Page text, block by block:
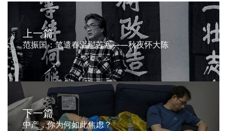
上一篇
范振国：笔遣春温慰苦寒——秋夜怀大陈
下一篇
中产，你为何如此焦虑？